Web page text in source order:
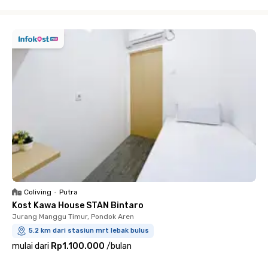
Coliving • Putra
Kost Kawa House STAN Bintaro
Jurang Manggu Timur, Pondok Aren
5.2 km dari stasiun mrt lebak bulus
mulai dari Rp1.100.000 /bulan